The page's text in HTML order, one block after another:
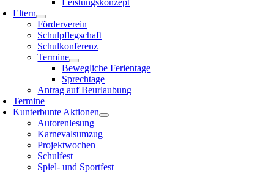
Leistungskonzept
Eltern
Förderverein
Schulpflegschaft
Schulkonferenz
Termine
Bewegliche Ferientage
Sprechtage
Antrag auf Beurlaubung
Termine
Kunterbunte Aktionen
Autorenlesung
Karnevalsumzug
Projektwochen
Schulfest
Spiel- und Sportfest